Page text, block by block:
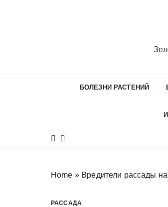
БОЛЕЗНИ РАСТЕНИЙ
Home » Вредители рассады на
РАССАДА